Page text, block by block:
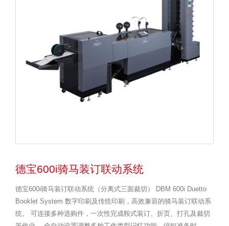
德宝600i骑马装订联动系统
德宝600i骑马装订联动系统（分离式三面裁切） DBM 600i Duetto
Booklet System 数字印刷及传统印刷，高效兼容的骑马装订联动系
统。 可连接多种选购件，一次性完成鞍式装订、折页、打孔及裁切